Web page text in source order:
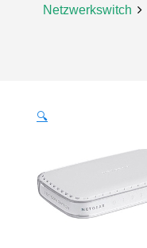
Netzwerkswitch
🔍